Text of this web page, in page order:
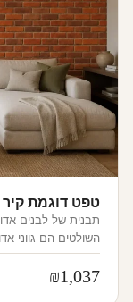
טפט דוגמת קיר
תבנית של לבנים
השולטים הם גווני
₪1,037